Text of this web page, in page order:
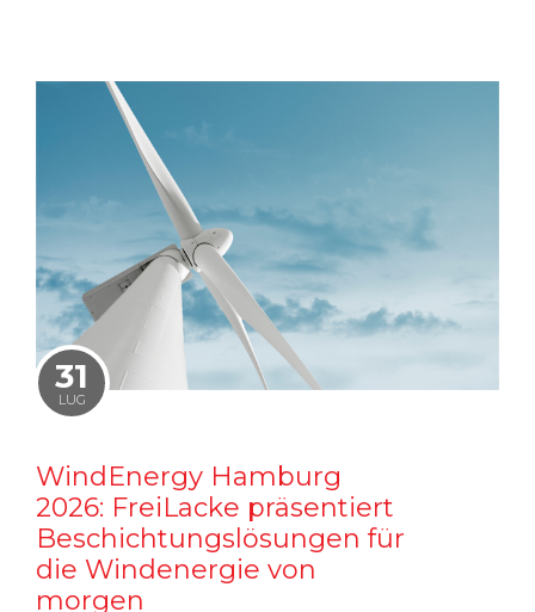
31
LUG
WindEnergy Hamburg
2026: FreiLacke präsentiert
Beschichtungslösungen für
die Windenergie von
morgen